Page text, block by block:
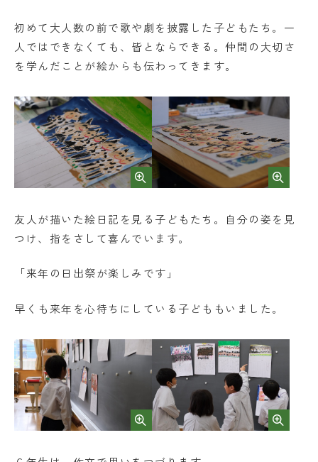
初めて大人数の前で歌や劇を披露した子どもたち。一
人ではできなくても、皆とならできる。仲間の大切さ
を学んだことが絵からも伝わってきます。
友人が描いた絵日記を見る子どもたち。自分の姿を見
つけ、指をさして喜んでいます。
「来年の日出祭が楽しみです」
早くも来年を心待ちにしている子どももいました。